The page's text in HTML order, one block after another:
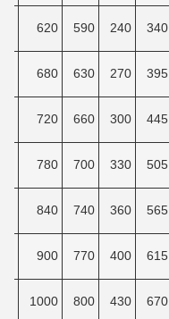
340
240
590
620
395
270
630
680
445
300
660
720
505
330
700
780
565
360
740
840
615
400
770
900
670
430
800
1000